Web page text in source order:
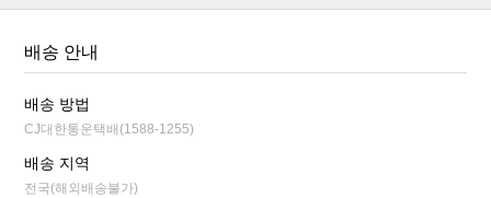
배송 안내
배송 방법
CJ대한통운택배(1588-1255)
배송 지역
전국(해외배송불가)